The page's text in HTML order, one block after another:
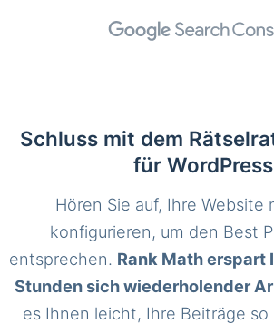
Schluss mit dem
für WordPress
Hören Sie auf, Ihre Website
konfigurieren, um den Best
entsprechen. Rank Math erspart
Stunden sich wiederholender
es Ihnen leicht, Ihre Beiträge